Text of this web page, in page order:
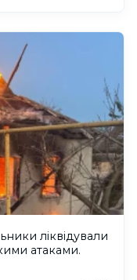
ліквідували
атаками.